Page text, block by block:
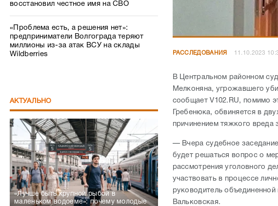
восстановил честное имя на СВО
«Проблема есть, а решения нет»:
предприниматели Волгограда теряют
миллионы из-за атак ВСУ на склады
Wildberries
АКТУАЛЬНО
«Лучше быть крупной рыбой в
маленьком водоеме»: почему молодые
РАССЛЕДОВАНИЯ 11.10.2023
В Центральном районном
Мелконяна, угрожавшего
сообщает V102.RU, помимо
Гребенюка, обвиняется в
причинением тяжкого вреда
— Вчера судебное
будет решаться вопрос о
рассмотрения уголовного
участвовать в процессе
руководитель
Вальковская.